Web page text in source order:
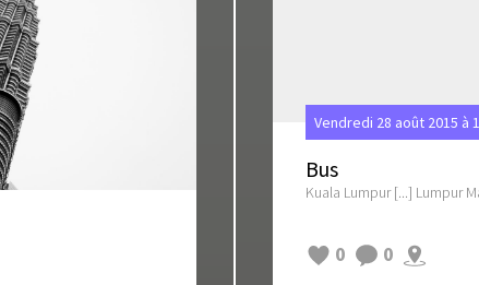
Vendredi 28 août 2015 à
Bus
Kuala Lumpur [...] Lumpur
0 0